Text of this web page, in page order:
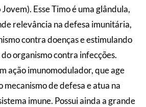
Esse Timo é uma glândula,
relevância na defesa imunitária,
contra doenças e estimulando
organismo contra infecções.
ação imunomodulador, que age
mecanismo de defesa e atua na
imune. Possui ainda a grande